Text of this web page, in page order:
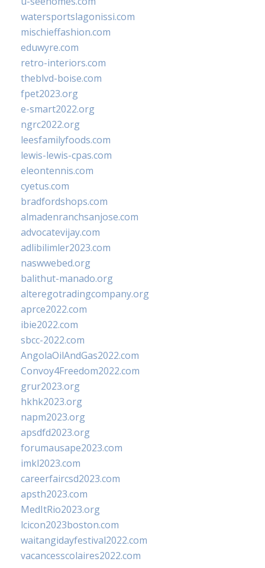
watersportslagonissi.com
mischieffashion.com
eduwyre.com
retro-interiors.com
theblvd-boise.com
fpet2023.org
e-smart2022.org
ngrc2022.org
leesfamilyfoods.com
lewis-lewis-cpas.com
eleontennis.com
cyetus.com
bradfordshops.com
almadenranchsanjose.com
advocatevijay.com
adlibilimler2023.com
naswwebed.org
balithut-manado.org
alteregotradingcompany.org
aprce2022.com
ibie2022.com
sbcc-2022.com
AngolaOilAndGas2022.com
Convoy4Freedom2022.com
grur2023.org
hkhk2023.org
napm2023.org
apsdfd2023.org
forumausape2023.com
imkl2023.com
careerfaircsd2023.com
apsth2023.com
MedItRio2023.org
lcicon2023boston.com
waitangidayfestival2022.com
vacancesscolaires2022.com